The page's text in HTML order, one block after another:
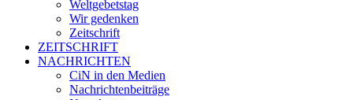
Weltgebetstag
Wir gedenken
Zeitschrift
ZEITSCHRIFT
NACHRICHTEN
CiN in den Medien
Nachrichtenbeiträge